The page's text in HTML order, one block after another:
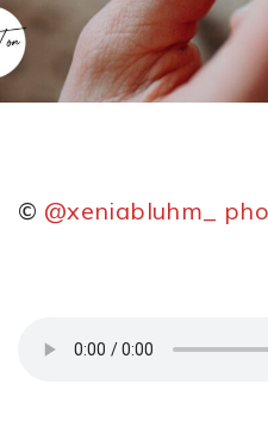
© @xeniabluhm_